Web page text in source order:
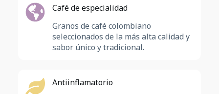
Café de especialidad
Granos de café colombiano
seleccionados de la más alta calidad y
sabor único y tradicional.
Antiinflamatorio